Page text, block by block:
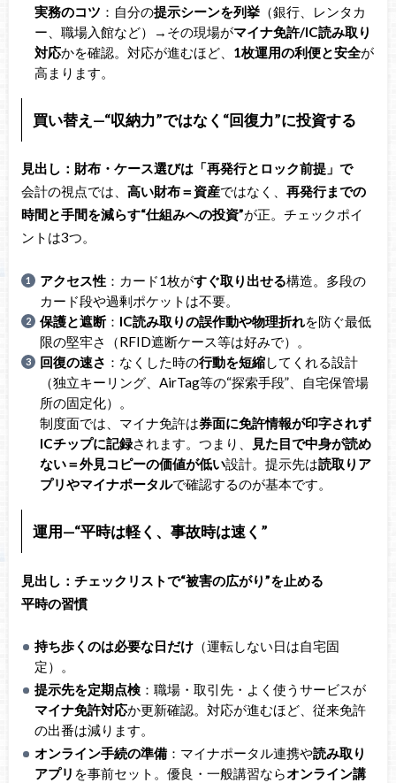
実務のコツ ：自分の提示シーンを列挙 （銀行、レンタカ
ー、職場入館など）→その現場がマイナ免許/IC読み取り
対応かを確認。対応が進むほど、 1枚運用の利便と安全が
高まります。
買い替え—“収納力”ではなく“回復力”に投資する
見出し：財布・ケース選びは「再発行とロック前提」で
会計の視点では、 高い財布＝資産ではなく、 再発行までの
時間と手間を減らす“仕組みへの投資”が正。チェックポイ
ントは3つ。
アクセス性 ：カード1枚がすぐ取り出せる構造。多段の
カード段や過剰ポケットは不要。
保護と遮断： IC読み取りの誤作動や物理折れを防ぐ最低
限の堅牢さ（RFID遮断ケース等は好みで）。
回復の速さ ：なくした時の行動を短縮してくれる設計
（独立キーリング、AirTag等の“探索手段”、自宅保管場
所の固定化）。
制度面では、マイナ免許は券面に免許情報が印字されず
ICチップに記録されます。つまり、
見た目で中身が読め
ない＝外見コピーの価値が低い設計。提示先は読取りア
プリやマイナポータルで確認するのが基本です。
運用—“平時は軽く、事故時は速く”
見出し：チェックリストで“被害の広がり”を止める
平時の習慣
持ち歩くのは必要な日だけ （運転しない日は自宅固
定）。
提示先を定期点検 ：職場・取引先・よく使うサービスが
マイナ免許対応か更新確認。対応が進むほど、従来免許
の出番は減ります。
オンライン手続の準備：マイナポータル連携や読み取り
アプリ を事前セット。優良・一般講習ならオンライン講